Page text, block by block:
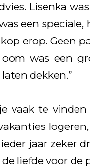
Lisenka
een
erop. Geen
was een
dekken.”
vaak te
jaar zeker
liefde voor de